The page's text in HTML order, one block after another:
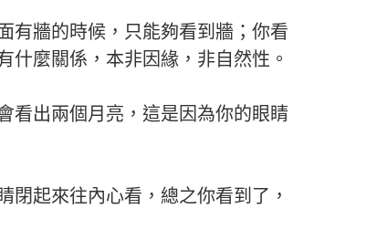
有牆的時候，只能夠看到牆；你看
什麼關係，本非因緣，非自然性。
看出兩個月亮，這是因為你的眼睛
起來往內心看，總之你看到了，